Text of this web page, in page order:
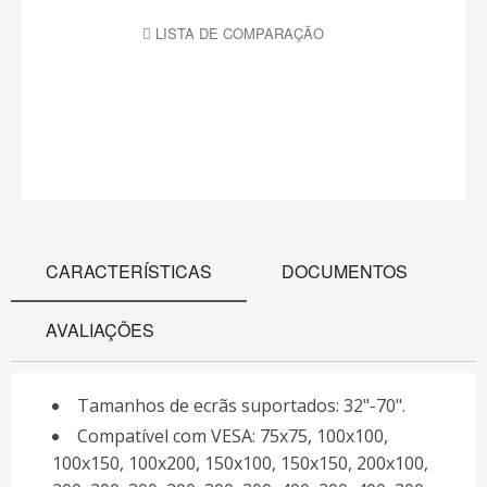
LISTA DE COMPARAÇÃO
CARACTERÍSTICAS DOCUMENTOS
AVALIAÇÕES
Tamanhos de ecrãs suportados: 32"-70".
Compatível com VESA: 75x75, 100x100,
100x150, 100x200, 150x100, 150x150, 200x100,